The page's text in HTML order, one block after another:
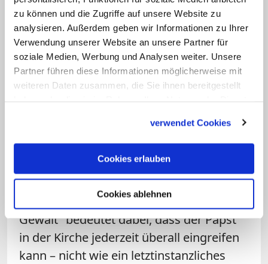
zu können und die Zugriffe auf unsere Website zu
analysieren. Außerdem geben wir Informationen zu Ihrer
Verwendung unserer Website an unsere Partner für
soziale Medien, Werbung und Analysen weiter. Unsere
Partner führen diese Informationen möglicherweise mit
weiteren Daten zusammen, die Sie ihnen bereitgestellt
verwendet Cookies
Cookies erlauben
Cookies ablehnen
ihren jeweiligen Ordensoberen
unterstellt.
Den Umfang der Handlungsvollmacht,
den Jurisdiktionsprimat, beschreibt das
Kirchenrecht in Übereinstimmung mit
Vatikanischen Konzils im can. 331: Der
Papst verfügt "kraft seines Amtes in der
Kirche über höchste, volle, unmittelbare
und universale ordentliche Gewalt, die er
immer frei ausüben kann". "Unmittelbare
Gewalt" bedeutet dabei, dass der Papst
in der Kirche jederzeit überall eingreifen
kann – nicht wie ein letztinstanzliches